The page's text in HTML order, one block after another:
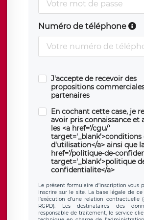
Numéro de téléphone
J'accepte de recevoir des
propositions
partenaires
En cochant cette case, je
avoir pris connaissance et
les <a href='/cgu/'
target='_blank'>conditions
d'utilisation</a> ainsi que
href='/politique-de-
target='_blank'>politique
confidentialite</a>
Le présent formulaire d’inscription vous
inscrire sur le site. La base légale de
l’exécution d’une relation contractuelle
RGPD). Les destinataires des
responsable de traitement, le service